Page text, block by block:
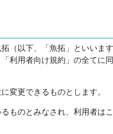
（以下、「魚拓」といいま
利用者向け規約」の全てに
変更できるものとします。
ものとみなされ、利用者はこ